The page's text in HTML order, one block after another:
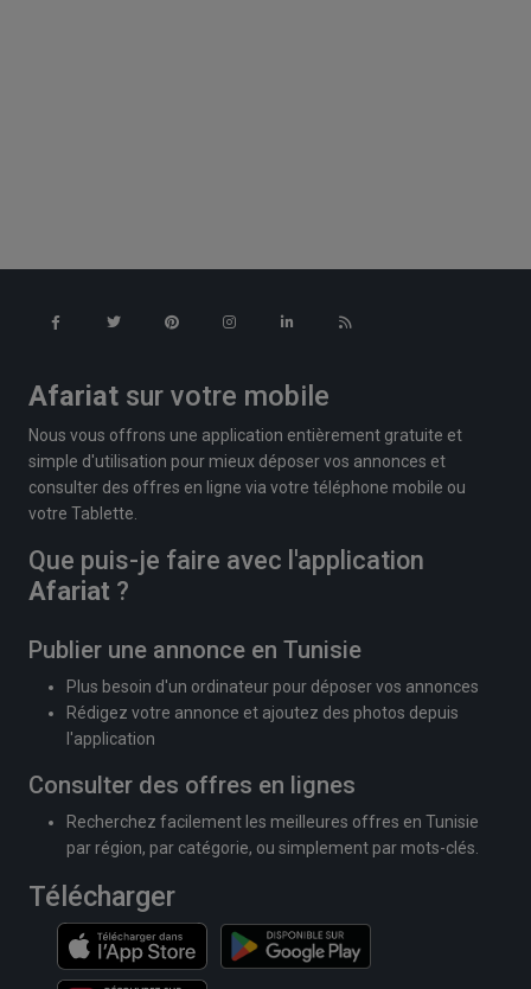
Afariat sur votre mobile
Nous vous offrons une application entièrement gratuite et
simple d'utilisation pour mieux déposer vos annonces et
consulter des offres en ligne via votre téléphone mobile ou
votre Tablette.
Que puis-je faire avec l'application
Afariat ?
Publier une annonce en Tunisie
Plus besoin d'un ordinateur pour déposer vos annonces
Rédigez votre annonce et ajoutez des photos depuis
l'application
Consulter des offres en lignes
Recherchez facilement les meilleures offres en Tunisie
par région, par catégorie, ou simplement par mots-clés.
Télécharger